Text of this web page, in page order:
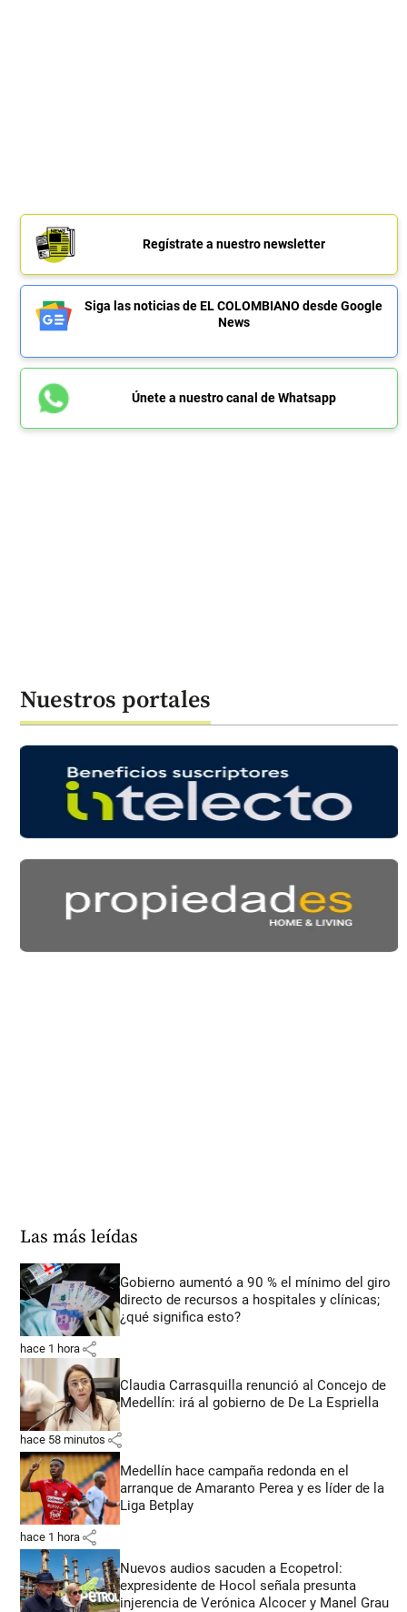
Regístrate a nuestro newsletter
Siga las noticias de EL COLOMBIANO desde Google
News
Únete a nuestro canal de Whatsapp
Nuestros portales
Las más leídas
Gobierno aumentó a 90 % el mínimo del giro
directo de recursos a hospitales y clínicas;
¿qué significa esto?
hace 1 hora share
Claudia Carrasquilla renunció al Concejo de
Medellín: irá al gobierno de De La Espriella
hace 58 minutos share
Medellín hace campaña redonda en el
arranque de Amaranto Perea y es líder de la
Liga Betplay
hace 1 hora share
Nuevos audios sacuden a Ecopetrol:
expresidente de Hocol señala presunta
injerencia de Verónica Alcocer y Manel Grau